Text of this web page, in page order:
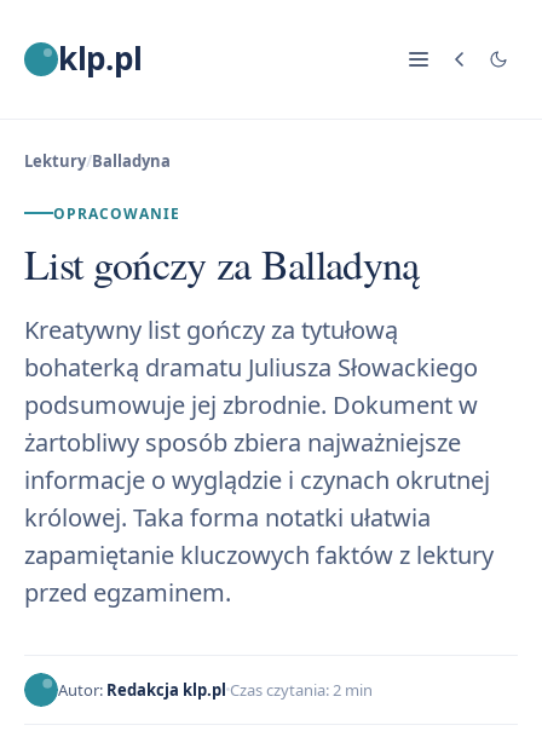
klp.pl
Lektury/Balladyna
OPRACOWANIE
List gończy za Balladyną
Kreatywny list gończy za tytułową
bohaterką dramatu Juliusza Słowackiego
podsumowuje jej zbrodnie. Dokument w
żartobliwy sposób zbiera najważniejsze
informacje o wyglądzie i czynach okrutnej
królowej. Taka forma notatki ułatwia
zapamiętanie kluczowych faktów z lektury
przed egzaminem.
Autor: Redakcja klp.pl Czas czytania: 2 min